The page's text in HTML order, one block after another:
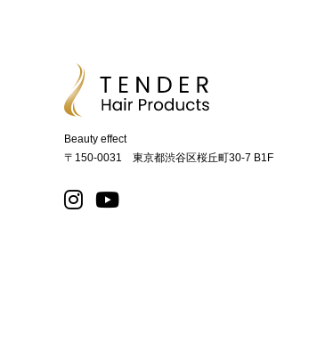
Beauty effect
〒150-0031 東京都渋谷区桜丘町30-7 B1F